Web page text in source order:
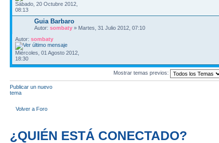
Sábado, 20 Octubre 2012,
08:13
Guia Barbaro
Autor: sombaty » Martes, 31 Julio 2012, 07:10
Autor: sombaty
Miércoles, 01 Agosto 2012,
18:30
Mostrar temas previos:
Publicar un nuevo
tema
Volver a Foro
¿QUIÉN ESTÁ CONECTADO?